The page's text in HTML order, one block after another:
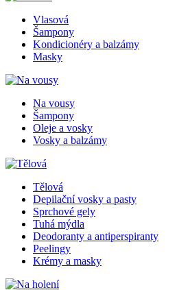
Vlasová
Šampony
Kondicionéry a balzámy
Masky
Na vousy
Šampony
Oleje a vosky
Vosky a balzámy
Tělová
Depilační vosky a pasty
Sprchové gely
Tuhá mýdla
Deodoranty a antiperspiranty
Peelingy
Krémy a masky